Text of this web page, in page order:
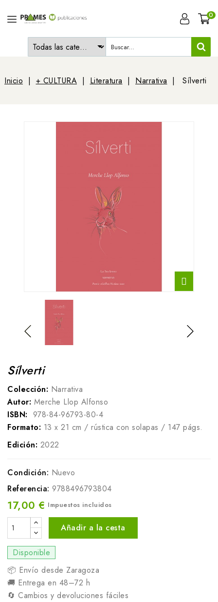
0
Inicio + CULTURA Literatura Narrativa Sílverti
Sílverti
Colección: Narrativa
Autor: Merche Llop Alfonso
ISBN: 978-84-96793-80-4
Formato: 13 x 21 cm / rústica con solapas / 147 págs.
Edición: 2022
Condición: Nuevo
Referencia: 9788496793804
17,00 € Impuestos incluidos
Añadir a la cesta
Disponible
📦 Envío desde Zaragoza
🚚 Entrega en 48–72 h
🔄 Cambios y devoluciones fáciles